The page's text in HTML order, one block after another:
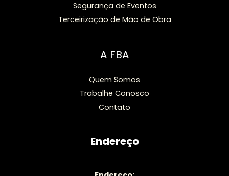
Segurança de Eventos
Terceirização de Mão de Obra
A FBA
Quem Somos
Trabalhe Conosco
Contato
Endereço